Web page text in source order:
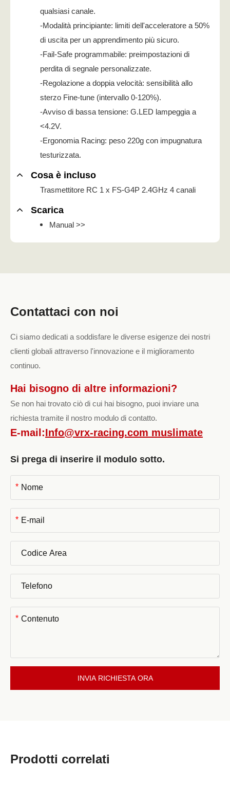
qualsiasi canale.
-Modalità principiante: limiti dell'acceleratore a 50%
di uscita per un apprendimento più sicuro.
-Fail-Safe programmabile: preimpostazioni di
perdita di segnale personalizzate.
-Regolazione a doppia velocità: sensibilità allo
sterzo Fine-tune (intervallo 0-120%).
-Avviso di bassa tensione: G.LED lampeggia a
<4.2V.
-Ergonomia Racing: peso 220g con impugnatura
testurizzata.
Cosa è incluso
Trasmettitore RC 1 x FS-G4P 2.4GHz 4 canali
Scarica
Manual
Contattaci con noi
Ci siamo dedicati a soddisfare le diverse esigenze dei nostri
clienti globali attraverso l'innovazione e il miglioramento
continuo.
Hai bisogno di altre informazioni?
Se non hai trovato ciò di cui hai bisogno, puoi inviare una
richiesta tramite il nostro modulo di contatto.
E-mail:Info@vrx-racing.com muslimate
Si prega di inserire il modulo sotto.
*
*
*
INVIA RICHIESTA ORA
Prodotti correlati